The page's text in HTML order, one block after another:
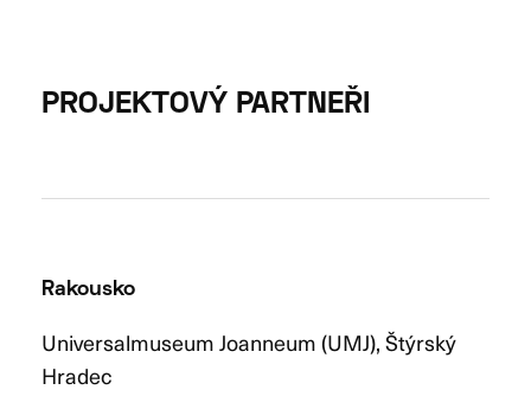
PROJEKTOVÝ PARTNEŘI
Rakousko
Universalmuseum Joanneum (UMJ), Štýrský
Hradec